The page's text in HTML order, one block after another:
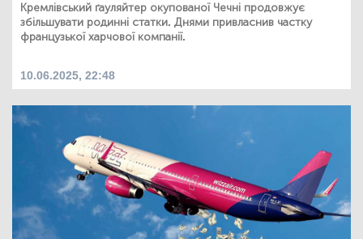
Кремлівський ґауляйтер окупованої Чечні продовжує
збільшувати родинні статки. Днями привласнив частку
французької харчової компанії.
10.06.2025, 22:48